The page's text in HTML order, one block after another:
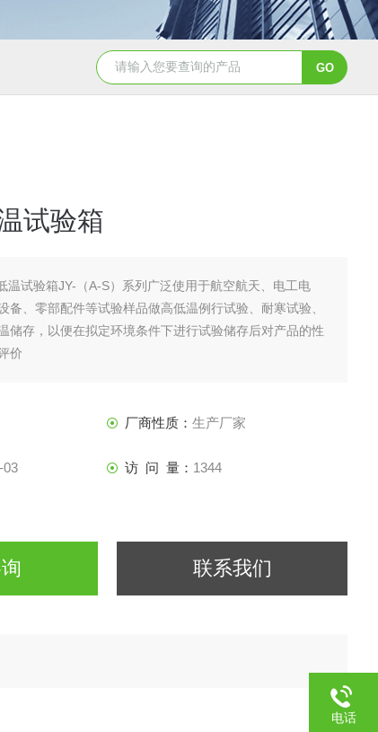
JY-K-48T小型恒温恒湿试验箱半导体行业专用 JY-K-
试验箱
温试验箱JY-（A-S）系列广泛使用于航空航天、电工电
备、零部配件等试验样品做高低温例行试验、耐寒试验、
储存，以便在拟定环境条件下进行试验储存后对产品的性
价
厂商性质：生产厂家
03 访 问 量： 1344
联系我们
电话